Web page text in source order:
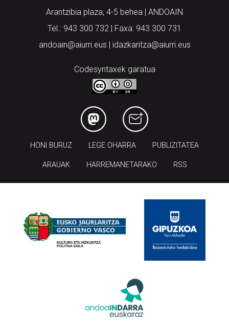
Arantzibia plaza, 4-5 behea | ANDOAIN
Tel.: 943 300 732 | Faxa: 943 300 731
andoain@aiurri.eus | idazkaritza@aiurri.eus
Codesyntaxek garatua
HONI BURUZ LEGE OHARRA PUBLIZITATEA
ARAUAK HARREMANETARAKO RSS